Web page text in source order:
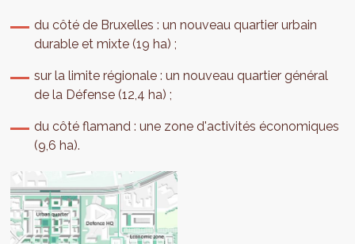
du côté de Bruxelles : un nouveau quartier urbain
durable et mixte (19 ha) ;
sur la limite régionale : un nouveau quartier général
de la Défense (12,4 ha) ;
du côté flamand : une zone d'activités économiques
(9,6 ha).